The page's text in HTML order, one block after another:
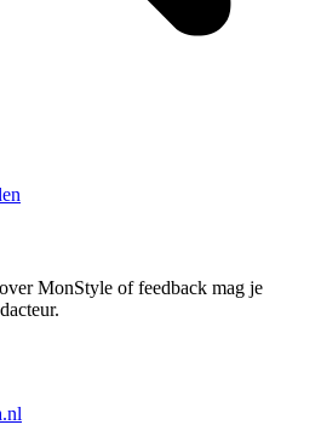
MonStyle of feedback mag je